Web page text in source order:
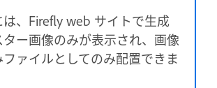
は、Firefly web サイトで生成
ー画像のみが表示され、画像
ァイルとしてのみ配置できま